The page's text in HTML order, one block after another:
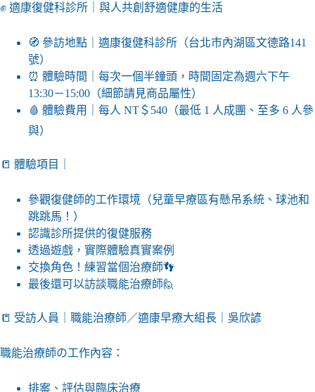
✊ 適康復健科診所｜與人共創舒適健康的生活
🧭 參訪地點｜適康復健科診所（台北市內湖區文德路141
號）
⏰ 體驗時間｜每次一個半鐘頭，時間固定為週六下午
13:30－15:00（細節請見商品屬性）
🩸 體驗費用｜每人 NT＄540（最低 1 人成團、至多 6 人參
與）
📒 體驗項目｜
參觀復健師的工作環境（兒童早療區有懸吊系統、球池和
跳跳馬！）
認識診所提供的復健服務
透過遊戲，實際體驗真實案例
交換角色！練習當個治療師👣
最後還可以訪談職能治療師🙋
📒 受訪人員｜職能治療師／適康早療大組長｜吳欣諺
職能治療師の工作內容：
排案、評估與臨床治療